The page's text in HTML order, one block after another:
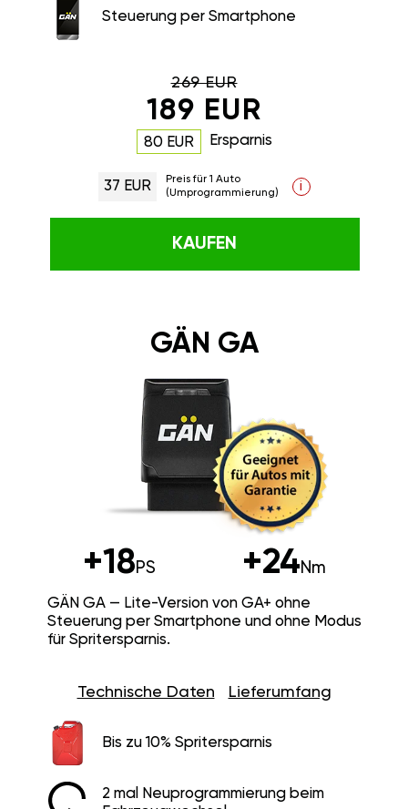
Steuerung per Smartphone
269 EUR
189 EUR
80 EUR Ersparnis
37 EUR
Preis für 1 Auto
(Umprogrammierung)
i
KAUFEN
GÄN GA
+18PS +24Nm
GÄN GA — Lite-Version von GA+ ohne
Steuerung per Smartphone und ohne Modus
für Spritersparnis.
Technische Daten Lieferumfang
Bis zu 10% Spritersparnis
2 mal Neuprogrammierung beim